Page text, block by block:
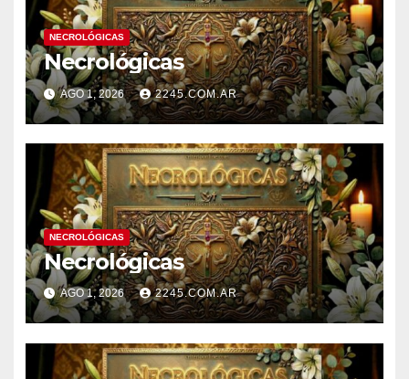
NECROLÓGICAS
Necrológicas
AGO 1, 2026 2245.COM.AR
NECROLÓGICAS
Necrológicas
AGO 1, 2026 2245.COM.AR